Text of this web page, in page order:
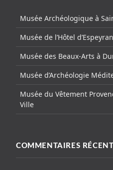
Musée Archéologique à
Musée de l’Hôtel
Musée des Beaux-Arts à
Musée d’Archéologie
Musée du Vêtement
Ville
COMMENTAIRES